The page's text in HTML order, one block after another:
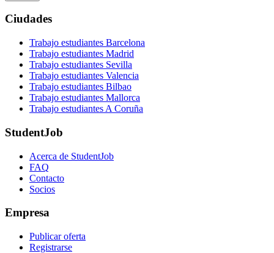
Ciudades
Trabajo estudiantes Barcelona
Trabajo estudiantes Madrid
Trabajo estudiantes Sevilla
Trabajo estudiantes Valencia
Trabajo estudiantes Bilbao
Trabajo estudiantes Mallorca
Trabajo estudiantes A Coruña
StudentJob
Acerca de StudentJob
FAQ
Contacto
Socios
Empresa
Publicar oferta
Registrarse